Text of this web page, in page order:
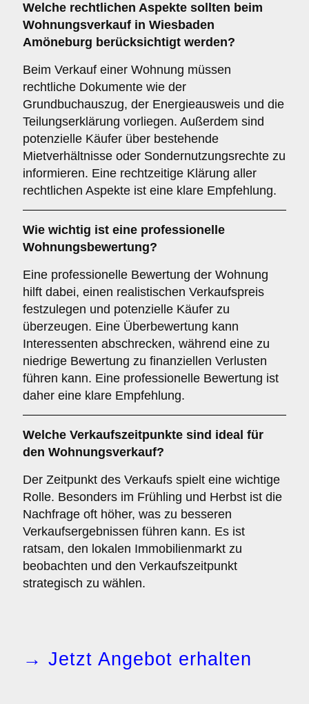
Welche rechtlichen Aspekte sollten beim
Wohnungsverkauf in Wiesbaden
Amöneburg berücksichtigt werden?
Beim Verkauf einer Wohnung müssen
rechtliche Dokumente wie der
Grundbuchauszug, der Energieausweis und die
Teilungserklärung vorliegen. Außerdem sind
potenzielle Käufer über bestehende
Mietverhältnisse oder Sondernutzungsrechte zu
informieren. Eine rechtzeitige Klärung aller
rechtlichen Aspekte ist eine klare Empfehlung.
Wie wichtig ist eine professionelle
Wohnungsbewertung?
Eine professionelle Bewertung der Wohnung
hilft dabei, einen realistischen Verkaufspreis
festzulegen und potenzielle Käufer zu
überzeugen. Eine Überbewertung kann
Interessenten abschrecken, während eine zu
niedrige Bewertung zu finanziellen Verlusten
führen kann. Eine professionelle Bewertung ist
daher eine klare Empfehlung.
Welche Verkaufszeitpunkte sind ideal für
den Wohnungsverkauf?
Der Zeitpunkt des Verkaufs spielt eine wichtige
Rolle. Besonders im Frühling und Herbst ist die
Nachfrage oft höher, was zu besseren
Verkaufsergebnissen führen kann. Es ist
ratsam, den lokalen Immobilienmarkt zu
beobachten und den Verkaufszeitpunkt
strategisch zu wählen.
→ Jetzt Angebot erhalten